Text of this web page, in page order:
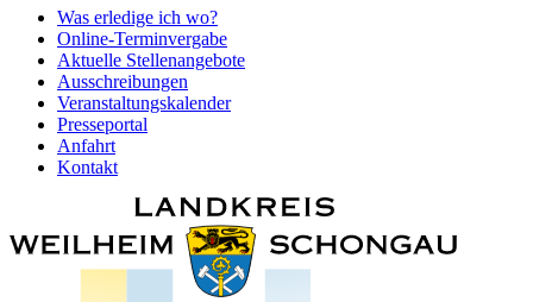
Was erledige ich wo?
Online-Terminvergabe
Aktuelle Stellenangebote
Ausschreibungen
Veranstaltungskalender
Presseportal
Anfahrt
Kontakt